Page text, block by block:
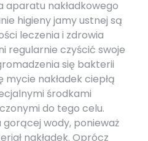
aparatu nakładkowego
higieny jamy ustnej są
leczenia i zdrowia
regularnie czyścić swoje
się bakterii
mycie nakładek ciepłą
środkami
do tego celu.
gorącej wody, ponieważ
nakładek. Oprócz